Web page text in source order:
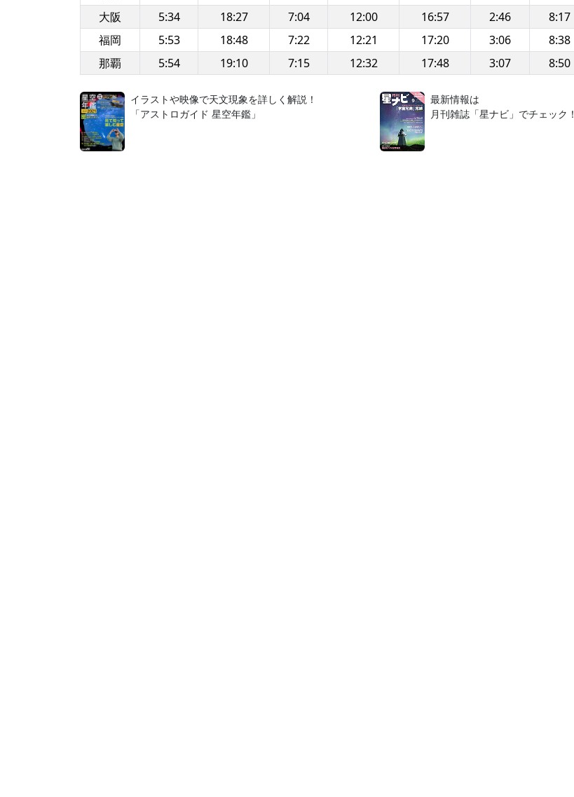
大阪
5:34 18:27 7:04 12:00 16:57 2:46 8:17
福岡
5:53 18:48 7:22 12:21 17:20 3:06 8:38
那覇
5:54 19:10 7:15 12:32 17:48 3:07 8:50
イラストや映像で天文現象を詳しく解説！
「アストロガイド 星空年鑑」
最新情報は
月刊雑誌「星ナビ」でチェック！